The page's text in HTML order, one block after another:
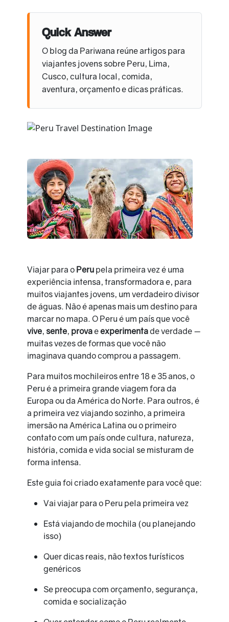
Quick Answer
O blog da Pariwana reúne artigos para
viajantes jovens sobre Peru, Lima,
Cusco, cultura local, comida,
aventura, orçamento e dicas práticas.
Viajar para o Perupela primeira vez é uma
experiência intensa, transformadora e, para
muitos viajantes jovens, um verdadeiro divisor
de águas. Não é apenas mais um destino para
marcar no mapa. O Peru é um país que você
vive, sente, provaeexperimentade verdade —
muitas vezes de formas que você não
imaginava quando comprou a passagem.
Para muitos mochileiros entre 18 e 35 anos, o
Peru é a primeira grande viagem fora da
Europa ou da América do Norte. Para outros, é
a primeira vez viajando sozinho, a primeira
imersão na América Latina ou o primeiro
contato com um país onde cultura, natureza,
história, comida e vida social se misturam de
forma intensa.
Este guia foi criado exatamente para você que:
Vai viajar para o Peru pela primeira vez
Está viajando de mochila (ou planejando
isso)
Quer dicas reais, não textos turísticos
genéricos
Se preocupa com orçamento, segurança,
comida e socialização